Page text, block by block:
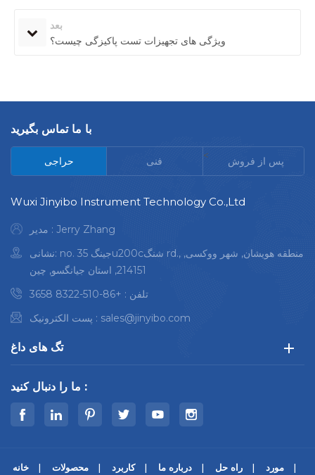
بعد
ویژگی های تجهیزات تست پاکیزگی چیست؟
با ما تماس بگیرید
حراجی فنی < پس از فروش
Wuxi Jinyibo Instrument Technology Co.,Ltd
مدیر : Jerry Zhang
نشانی: no. 35 جینگu200cشنگ rd., منطقه هویشان, شهر ووکسی,
214151, استان جیانگسو, چین
تلفن : +86-510-8322 3658
پست الکترونیک : sales@jinyibo.com
تگ های داغ
ما را دنبال کنید :
خانه محصولات کاربرد درباره ما راه حل مورد